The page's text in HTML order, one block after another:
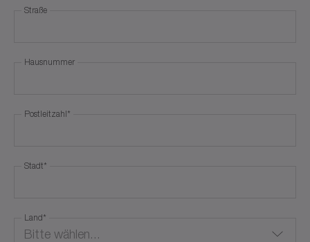
Straße
Hausnummer
Postleitzahl*
Stadt*
Bitte wählen...
Land*